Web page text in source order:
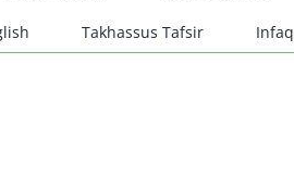
Takhassus Tafsir Infaq